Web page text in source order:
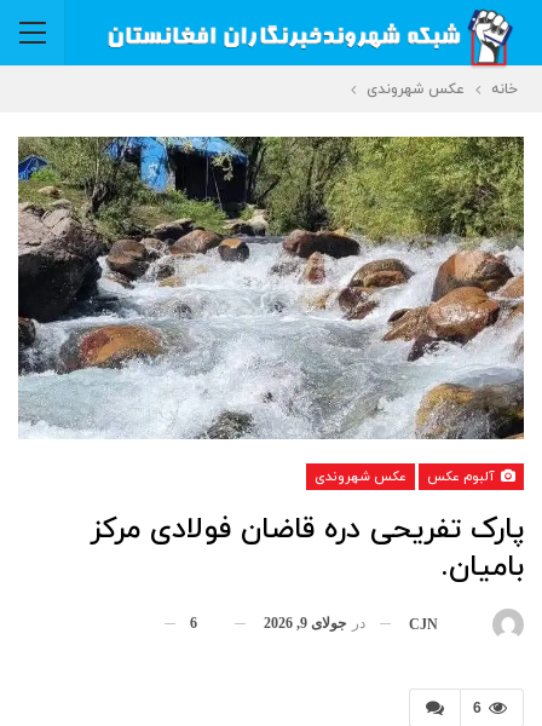
خانه عکس شهروندی
آلبوم عکس عکس شهروندی
پارک تفریحی دره قاضان فولادی مرکز
بامیان.
CJN در جولای 9, 2026 6
6